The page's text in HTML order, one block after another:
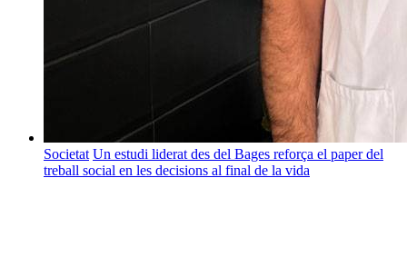
Societat Un estudi liderat des del Bages reforça el paper del
treball social en les decisions al final de la vida